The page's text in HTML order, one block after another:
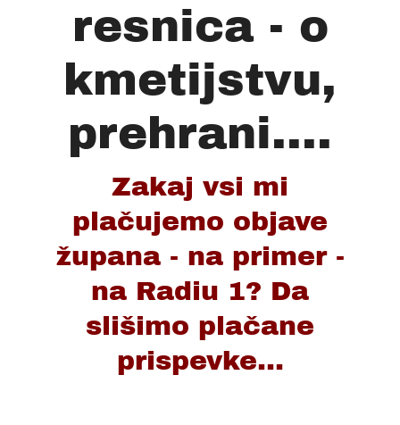
resnica - o
kmetijstvu,
prehrani....
Zakaj vsi mi
plačujemo objave
župana - na primer -
na Radiu 1? Da
slišimo plačane
prispevke...